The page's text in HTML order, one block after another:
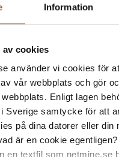
Information
cookies
använder vi cookies för
vår webbplats och gör
Enligt lagen
Sverige samtycke för att
på dina datorer eller din
är en cookie
en textfil som netmine.se
UTVECKLING
IT-TJÄNSTER
Personlig IT-